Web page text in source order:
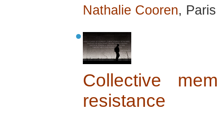
Nathalie Cooren,
Collective
resistance